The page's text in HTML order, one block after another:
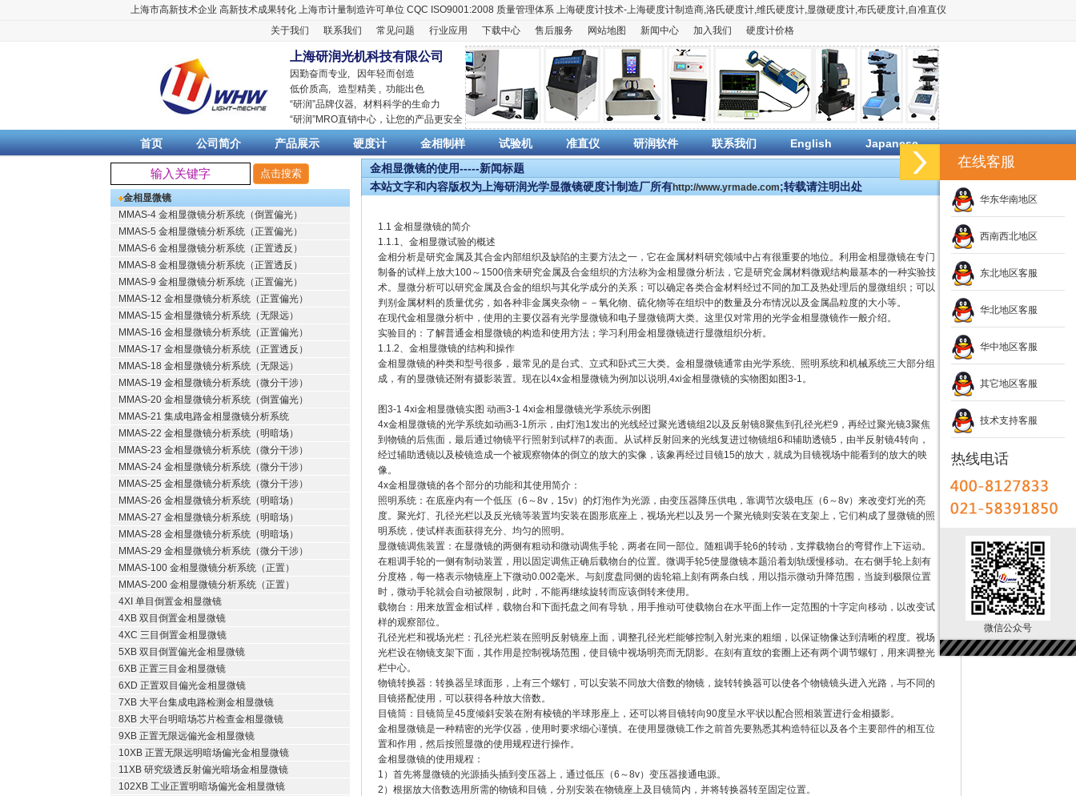
上海市高新技术企业 高新技术成果转化 上海市计量制造许可单位 CQC ISO9001:2008 质量管理体系 上海硬度计技术-上海硬度计制造商,洛氏硬度计,维氏硬度计,显微硬度计,布氏硬度计,自准直仪
关于我们
联系我们 常见问题 行业应用 下载中心 售后服务 网站地图 新闻中心 加入我们 硬度计价格
上海研润光机科技有限公司
因勤奋而专业, 因年轻而创造
低价质高, 造型精美 , 功能出色
“研润”品牌仪器, 材料科学的生命力
“研润”MRO直销中心，让您的产品更安全
首页 公司简介 产品展示 硬度计 金相制样 试验机 准直仪 研润软件 联系我们 English Japanese
金相显微镜
MMAS-4 金相显微镜分析系统（倒置偏光）
MMAS-5 金相显微镜分析系统（正置偏光）
MMAS-6 金相显微镜分析系统（正置透反）
MMAS-8 金相显微镜分析系统（正置透反）
MMAS-9 金相显微镜分析系统（正置偏光）
MMAS-12 金相显微镜分析系统（正置偏光）
MMAS-15 金相显微镜分析系统（无限远）
MMAS-16 金相显微镜分析系统（正置偏光）
MMAS-17 金相显微镜分析系统（正置透反）
MMAS-18 金相显微镜分析系统（无限远）
MMAS-19 金相显微镜分析系统（微分干涉）
MMAS-20 金相显微镜分析系统（倒置偏光）
MMAS-21 集成电路金相显微镜分析系统
MMAS-22 金相显微镜分析系统（明暗场）
MMAS-23 金相显微镜分析系统（微分干涉）
MMAS-24 金相显微镜分析系统（微分干涉）
MMAS-25 金相显微镜分析系统（微分干涉）
MMAS-26 金相显微镜分析系统（明暗场）
MMAS-27 金相显微镜分析系统（明暗场）
MMAS-28 金相显微镜分析系统（明暗场）
MMAS-29 金相显微镜分析系统（微分干涉）
MMAS-100 金相显微镜分析系统（正置）
MMAS-200 金相显微镜分析系统（正置）
4XI 单目倒置金相显微镜
4XB 双目倒置金相显微镜
4XC 三目倒置金相显微镜
5XB 双目倒置偏光金相显微镜
6XB 正置三目金相显微镜
6XD 正置双目偏光金相显微镜
7XB 大平台集成电路检测金相显微镜
8XB 大平台明暗场芯片检查金相显微镜
9XB 正置无限远偏光金相显微镜
10XB 正置无限远明暗场偏光金相显微镜
11XB 研究级透反射偏光暗场金相显微镜
102XB 工业正置明暗场偏光金相显微镜
金相显微镜的使用-----新闻标题
本站文字和内容版权为上海研润光学显微镜硬度计制造厂所有http://www.yrmade.com;转载请注明出处
1.1 金相显微镜的简介
1.1.1、金相显微试验的概述
金相分析是研究金属及其合金内部组织及缺陷的主要方法之一，它在金属材料研究领域中占有很重要的地位。利用金相显微镜在专门
制备的试样上放大100～1500倍来研究金属及合金组织的方法称为金相显微分析法，它是研究金属材料微观结构最基本的一种实验技
术。显微分析可以研究金属及合金的组织与其化学成分的关系；可以确定各类合金材料经过不同的加工及热处理后的显微组织；可以
判别金属材料的质量优劣，如各种非金属夹杂物－－氧化物、硫化物等在组织中的数量及分布情况以及金属晶粒度的大小等。
在现代金相显微分析中，使用的主要仪器有光学显微镜和电子显微镜两大类。这里仅对常用的光学金相显微镜作一般介绍。
实验目的：了解普通金相显微镜的构造和使用方法；学习利用金相显微镜进行显微组织分析。
1.1.2、金相显微镜的结构和操作
金相显微镜的种类和型号很多，最常见的是台式、立式和卧式三大类。金相显微镜通常由光学系统、照明系统和机械系统三大部分组
成，有的显微镜还附有摄影装置。现在以4x金相显微镜为例加以说明,4xi金相显微镜的实物图如图3-1。
图3-1 4xi金相显微镜实图 动画3-1 4xi金相显微镜光学系统示例图
4x金相显微镜的光学系统如动画3-1所示，由灯泡1发出的光线经过聚光透镜组2以及反射镜8聚焦到孔径光栏9，再经过聚光镜3聚焦
到物镜的后焦面，最后通过物镜平行照射到试样7的表面。从试样反射回来的光线复进过物镜组6和辅助透镜5，由半反射镜4转向，
经过辅助透镜以及棱镜造成一个被观察物体的倒立的放大的实像，该象再经过目镜15的放大，就成为目镜视场中能看到的放大的映
像。
4x金相显微镜的各个部分的功能和其使用简介：
照明系统：在底座内有一个低压（6～8v，15v）的灯泡作为光源，由变压器降压供电，靠调节次级电压（6～8v）来改变灯光的亮
度。聚光灯、孔径光栏以及反光镜等装置均安装在圆形底座上，视场光栏以及另一个聚光镜则安装在支架上，它们构成了显微镜的照
明系统，使试样表面获得充分、均匀的照明。
显微镜调焦装置：在显微镜的两侧有粗动和微动调焦手轮，两者在同一部位。随粗调手轮6的转动，支撑载物台的弯臂作上下运动。
在粗调手轮的一侧有制动装置，用以固定调焦正确后载物台的位置。微调手轮5使显微镜本题沿着划轨缓慢移动。在右侧手轮上刻有
分度格，每一格表示物镜座上下微动0.002毫米。与刻度盘同侧的齿轮箱上刻有两条白线，用以指示微动升降范围，当旋到极限位置
时，微动手轮就会自动被限制，此时，不能再继续旋转而应该倒转来使用。
载物台：用来放置金相试样，载物台和下面托盘之间有导轨，用手推动可使载物台在水平面上作一定范围的十字定向移动，以改变试
样的观察部位。
孔径光栏和视场光栏：孔径光栏装在照明反射镜座上面，调整孔径光栏能够控制入射光束的粗细，以保证物像达到清晰的程度。视场
光栏设在物镜支架下面，其作用是控制视场范围，使目镜中视场明亮而无阴影。在刻有直纹的套圈上还有两个调节螺钉，用来调整光
栏中心。
物镜转换器：转换器呈球面形，上有三个螺钉，可以安装不同放大倍数的物镜，旋转转换器可以使各个物镜镜头进入光路，与不同的
目镜搭配使用，可以获得各种放大倍数。
目镜筒：目镜筒呈45度倾斜安装在附有棱镜的半球形座上，还可以将目镜转向90度呈水平状以配合照相装置进行金相摄影。
金相显微镜是一种精密的光学仪器，使用时要求细心谨慎。在使用显微镜工作之前首先要熟悉其构造特征以及各个主要部件的相互位
置和作用，然后按照显微的使用规程进行操作。
金相显微镜的使用规程：
1）首先将显微镜的光源插头插到变压器上，通过低压（6～8v）变压器接通电源。
2）根据放大倍数选用所需的物镜和目镜，分别安装在物镜座上及目镜筒内，并将转换器转至固定位置。
在线客服
华东华南地区
西南西北地区
东北地区客服
华北地区客服
华中地区客服
其它地区客服
技术支持客服
热线电话
微信公众号